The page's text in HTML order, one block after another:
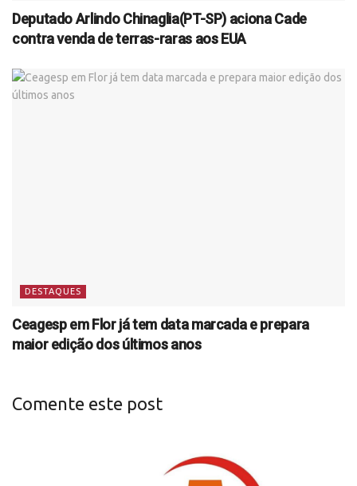
Deputado Arlindo Chinaglia(PT-SP) aciona Cade
contra venda de terras-raras aos EUA
DESTAQUES
Ceagesp em Flor já tem data marcada e prepara
maior edição dos últimos anos
Comente este post